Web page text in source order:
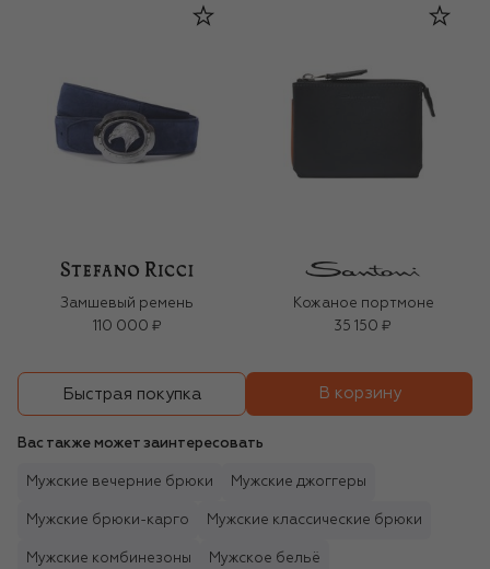
Замшевый ремень
110 000 ₽
Кожаное портмоне
35 150 ₽
Быстрая покупка В корзину
Вас также может заинтересовать
Мужские вечерние брюки Мужские джоггеры
Мужские брюки-карго Мужские классические брюки
Мужские комбинезоны Мужское бельё